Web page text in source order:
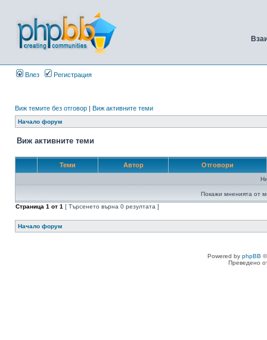
Влез Регистрация
Виж темите без отговор | Виж активните теми
Начало форум
Виж активните теми
Теми Автор Отговори
Покажи мненията от
Страница 1 от 1 [ Търсенето върна 0 резултата ]
Начало форум
Powered by phpBB
Преведено